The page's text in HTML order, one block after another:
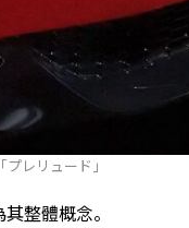
レリュード」
整體概念。